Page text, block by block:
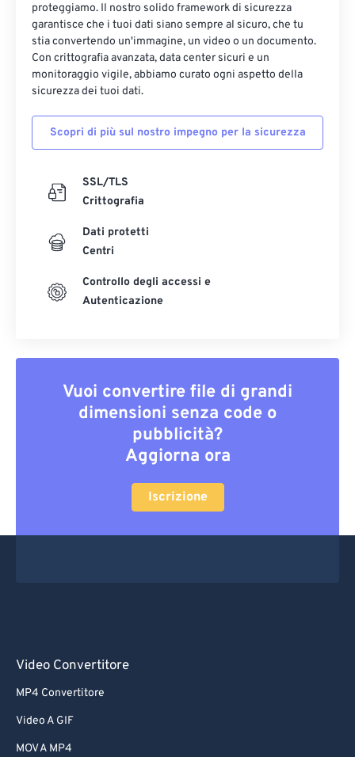
proteggiamo. Il nostro solido framework di sicurezza
garantisce che i tuoi dati siano sempre al sicuro, che tu
stia convertendo un'immagine, un video o un documento.
Con crittografia avanzata, data center sicuri e un
monitoraggio vigile, abbiamo curato ogni aspetto della
sicurezza dei tuoi dati.
Scopri di più sul nostro impegno per la sicurezza
SSL/TLS
Crittografia
Dati protetti
Centri
Controllo degli accessi e
Autenticazione
Vuoi convertire file di grandi
dimensioni senza code o
pubblicità?
Aggiorna ora
Iscrizione
Video Convertitore
MP4 Convertitore
Video A GIF
MOV A MP4